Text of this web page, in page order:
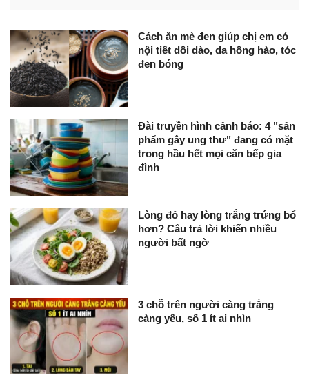
Cách ăn mè đen giúp chị em có
nội tiết dồi dào, da hồng hào, tóc
đen bóng
Đài truyền hình cảnh báo: 4 "sản
phẩm gây ung thư" đang có mặt
trong hầu hết mọi căn bếp gia
đình
Lòng đỏ hay lòng trắng trứng bổ
hơn? Câu trả lời khiến nhiều
người bất ngờ
3 chỗ trên người càng trắng
càng yếu, số 1 ít ai nhìn